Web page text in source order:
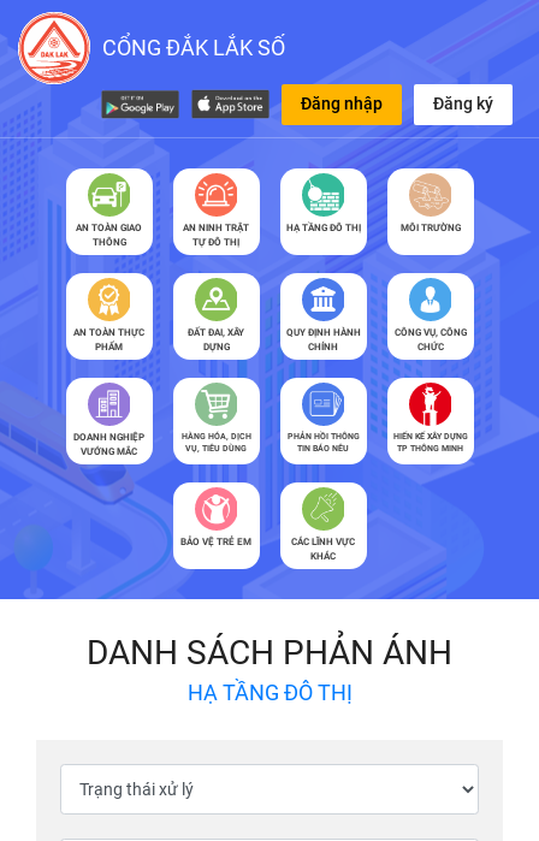
CỔNG ĐẮK LẮK SỐ
Đăng nhập Đăng ký
AN TOÀN GIAO
THÔNG
AN NINH TRẬT
TỰ ĐÔ THỊ
HẠ TẦNG ĐÔ THỊ MÔI TRƯỜNG
AN TOÀN THỰC
PHẨM
ĐẤT ĐAI, XÂY
DỰNG
QUY ĐỊNH HÀNH
CHÍNH
CÔNG VỤ, CÔNG
CHỨC
DOANH NGHIỆP
VƯỚNG MẮC
HÀNG HÓA, DỊCH
VỤ, TIÊU DÙNG
PHẢN HỒI THÔNG
TIN BÁO NÊU
HIẾN KẾ XÂY DỰNG
TP THÔNG MINH
BẢO VỆ TRẺ EM
CÁC LĨNH VỰC
KHÁC
DANH SÁCH PHẢN ÁNH
HẠ TẦNG ĐÔ THỊ